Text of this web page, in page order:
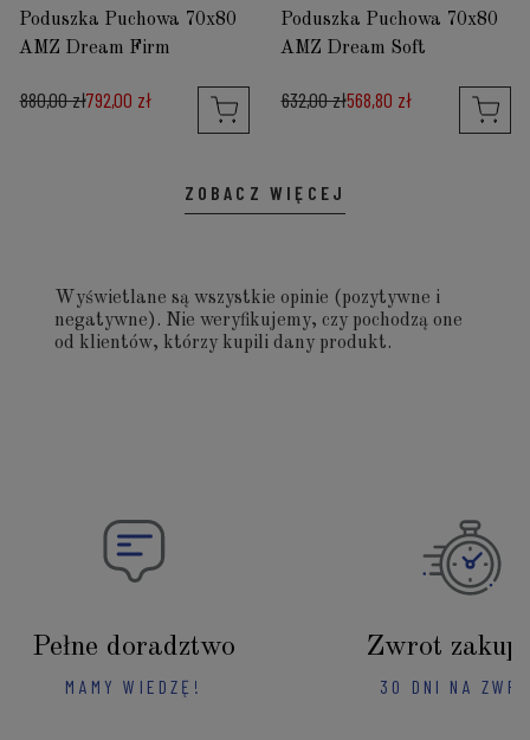
Poduszka Puchowa 70x80
AMZ Dream Firm
880,00 zł792,00 zł
Poduszka Puchowa 70x80
AMZ Dream Soft
632,00 zł568,80 zł
ZOBACZ WIĘCEJ
Wyświetlane są wszystkie opinie (pozytywne i
negatywne). Nie weryfikujemy, czy pochodzą one
od klientów, którzy kupili dany produkt.
Pełne doradztwo
MAMY WIEDZĘ!
Zwrot
30 DNI NA